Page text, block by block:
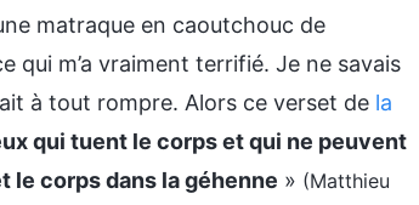
matraque en caoutchouc de
qui m’a vraiment terrifié. Je ne savais
à tout rompre. Alors ce verset de la
qui tuent le corps et qui ne peuvent
le corps dans la géhenne » (Matthieu